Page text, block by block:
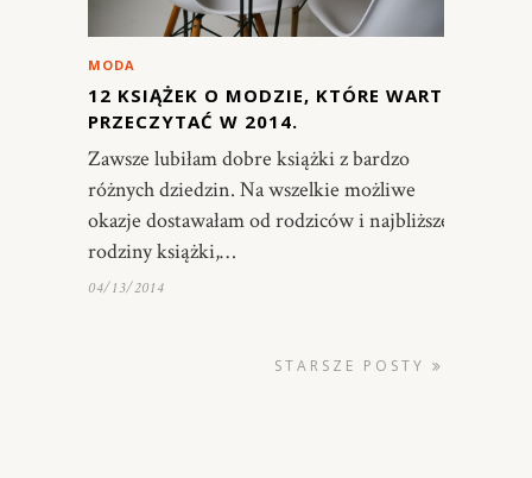
MODA
12 KSIĄŻEK O MODZIE, KTÓRE WARTO
PRZECZYTAĆ W 2014.
Zawsze lubiłam dobre książki z bardzo
różnych dziedzin. Na wszelkie możliwe
okazje dostawałam od rodziców i najbliższej
rodziny książki,…
04/13/2014
STARSZE POSTY